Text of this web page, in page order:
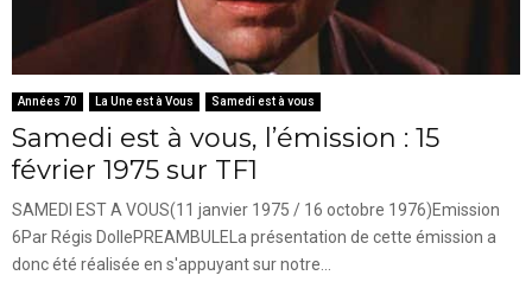
Années 70 La Une est à Vous Samedi est à vous
Samedi est à vous, l’émission : 15
février 1975 sur TF1
SAMEDI EST A VOUS(11 janvier 1975 / 16 octobre 1976)Emission
6Par Régis DollePREAMBULELa présentation de cette émission a
donc été réalisée en s'appuyant sur notre...